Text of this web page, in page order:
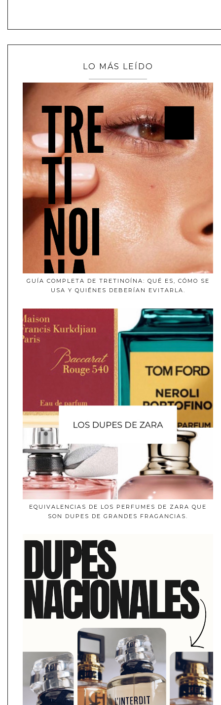
LO MÁS LEÍDO
GUÍA COMPLETA DE TRETINOÍNA: QUÉ ES, CÓMO SE
USA Y QUIÉNES DEBERÍAN EVITARLA.
EQUIVALENCIAS DE LOS PERFUMES DE ZARA QUE
SON DUPES DE GRANDES FRAGANCIAS.